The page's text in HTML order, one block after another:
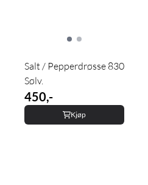
Salt / Pepperdrøsse 830
Sølv.
450,-
Kjøp